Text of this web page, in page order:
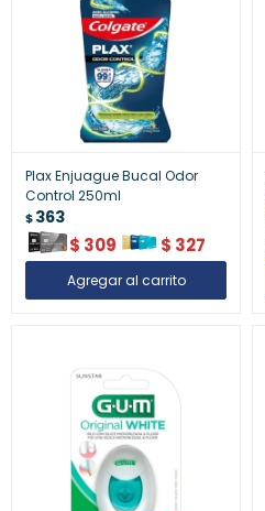
Plax Enjuague Bucal Odor
Control 250ml
$363
$ 309 $ 327